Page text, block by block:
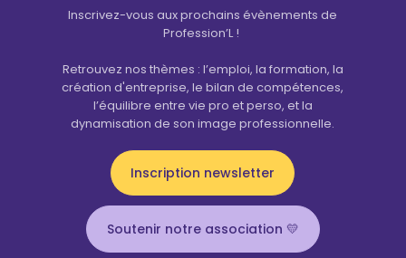
Inscrivez-vous aux prochains évènements de
Profession’L !
Retrouvez nos thèmes : l’emploi, la formation, la
création d'entreprise, le bilan de compétences,
l’équilibre entre vie pro et perso, et la
dynamisation de son image professionnelle.
Inscription newsletter
Soutenir notre association 💛